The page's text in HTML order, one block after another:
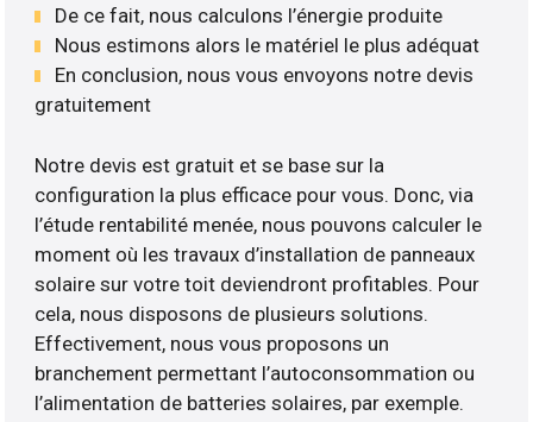
De ce fait, nous calculons l’énergie produite
Nous estimons alors le matériel le plus adéquat
En conclusion, nous vous envoyons notre devis
gratuitement
Notre devis est gratuit et se base sur la
configuration la plus efficace pour vous. Donc, via
l’étude rentabilité menée, nous pouvons calculer le
moment où les travaux d’installation de panneaux
solaire sur votre toit deviendront profitables. Pour
cela, nous disposons de plusieurs solutions.
Effectivement, nous vous proposons un
branchement permettant l’autoconsommation ou
l’alimentation de batteries solaires, par exemple.